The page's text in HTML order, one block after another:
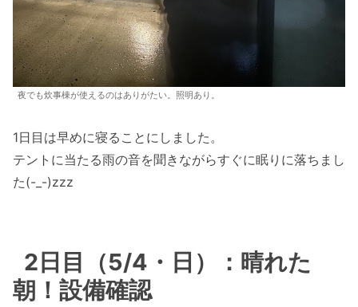
夜でも炊事棟が使えるのはありがたい。照明あり。
1日目は早めに寝ることにしました。
テントに当たる雨の音を聞きながらすぐに眠りに落ちまし
た(-_-)zzz
2日目（5/4・日）：晴れた
朝！設備確認